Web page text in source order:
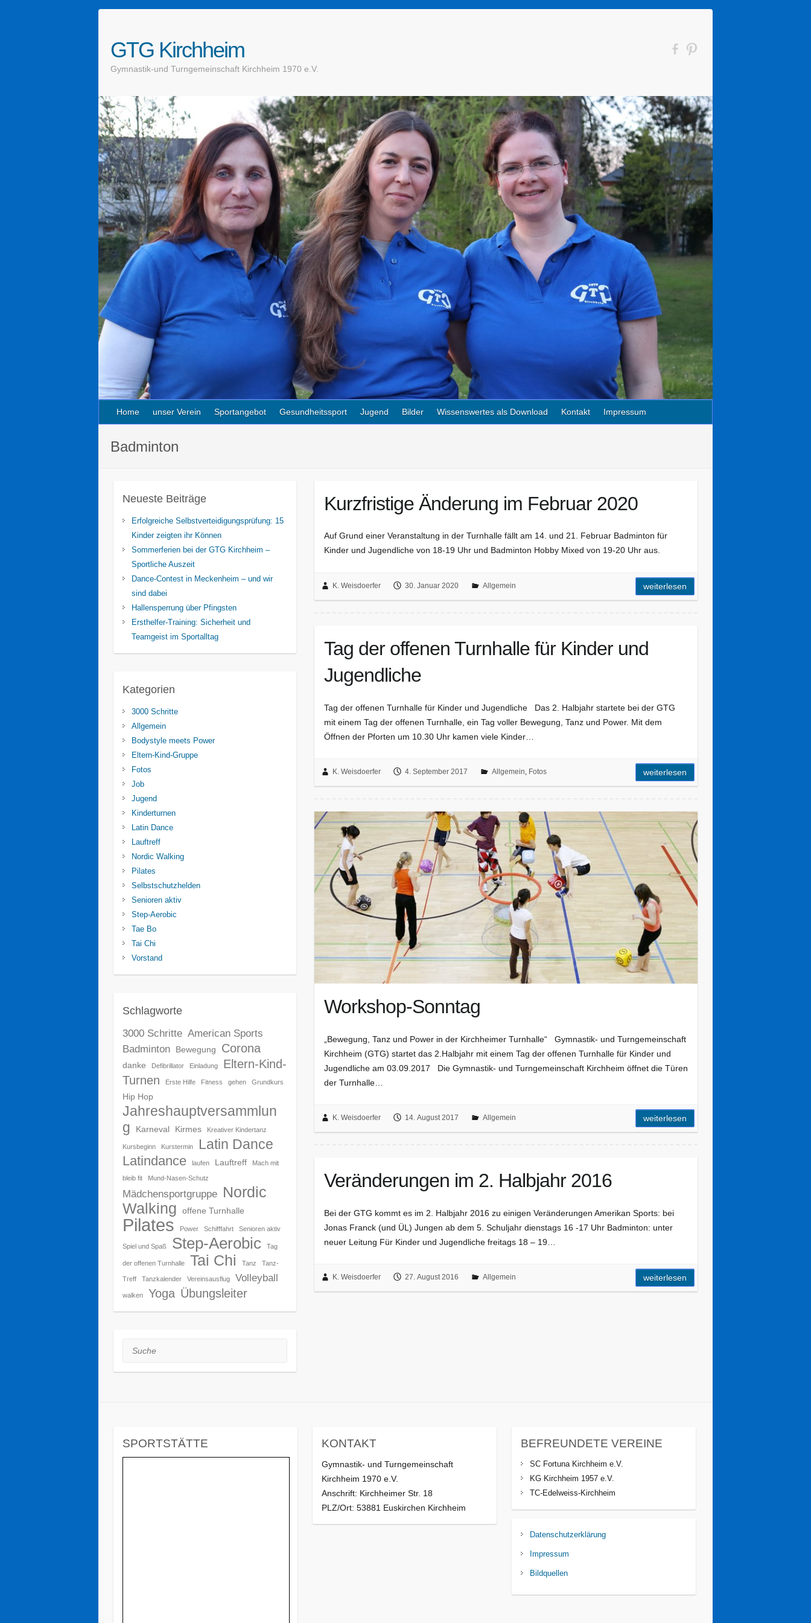
GTG Kirchheim
Gymnastik-und Turngemeinschaft Kirchheim 1970 e.V.
Home unser Verein Sportangebot Gesundheitssport Jugend Bilder Wissenswertes als Download Kontakt Impressum
Badminton
Kurzfristige Änderung im Februar 2020
Auf Grund einer Veranstaltung in der Turnhalle fällt am 14. und 21. Februar Badminton für
Kinder und Jugendliche von 18-19 Uhr und Badminton Hobby Mixed von 19-20 Uhr aus.
K. Weisdoerfer 30. Januar 2020 Allgemein weiterlesen
Tag der offenen Turnhalle für Kinder und
Jugendliche
Tag der offenen Turnhalle für Kinder und Jugendliche Das 2. Halbjahr startete bei der GTG
mit einem Tag der offenen Turnhalle, ein Tag voller Bewegung, Tanz und Power. Mit dem
Öffnen der Pforten um 10.30 Uhr kamen viele Kinder…
K. Weisdoerfer 4. September 2017 Allgemein, Fotos weiterlesen
Workshop-Sonntag
„Bewegung, Tanz und Power in der Kirchheimer Turnhalle“ Gymnastik- und Turngemeinschaft
Kirchheim (GTG) startet das 2.Halbjahr mit einem Tag der offenen Turnhalle für Kinder und
Jugendliche am 03.09.2017 Die Gymnastik- und Turngemeinschaft Kirchheim öffnet die Türen
der Turnhalle…
K. Weisdoerfer 14. August 2017 Allgemein weiterlesen
Veränderungen im 2. Halbjahr 2016
Bei der GTG kommt es im 2. Halbjahr 2016 zu einigen Veränderungen Amerikan Sports: bei
Jonas Franck (und ÜL) Jungen ab dem 5. Schuljahr dienstags 16 -17 Uhr Badminton: unter
neuer Leitung Für Kinder und Jugendliche freitags 18 – 19…
K. Weisdoerfer 27. August 2016 Allgemein weiterlesen
Neueste Beiträge
Erfolgreiche Selbstverteidigungsprüfung: 15
Kinder zeigten ihr Können
Sommerferien bei der GTG Kirchheim –
Sportliche Auszeit
Dance-Contest in Meckenheim – und wir
sind dabei
Hallensperrung über Pfingsten
Ersthelfer-Training: Sicherheit und
Teamgeist im Sportalltag
Kategorien
3000 Schritte
Allgemein
Bodystyle meets Power
Eltern-Kind-Gruppe
Fotos
Job
Jugend
Kinderturnen
Latin Dance
Lauftreff
Nordic Walking
Pilates
Selbstschutzhelden
Senioren aktiv
Step-Aerobic
Tae Bo
Tai Chi
Vorstand
Schlagworte
3000 Schritte American Sports
Badminton
Bewegung Corona
danke Defibrillator Einladung
Eltern-Kind-
Turnen
Erste Hilfe Fitness gehen Grundkurs
Hip Hop
Jahreshauptversammlun
g
Karneval Kirmes Kreativer Kindertanz
Kursbeginn Kurstermin Latin Dance
Latindance laufen Lauftreff Mach mit
bleib fit Mund-Nasen-Schutz
Mädchensportgruppe Nordic
Walking
offene Turnhalle
Pilates Power Schifffahrt Senioren aktiv
Spiel und Spaß Step-Aerobic Tag
der offenen Turnhalle Tai Chi Tanz Tanz-
Treff Tanzkalender Vereinsausflug Volleyball
walken Yoga Übungsleiter
Suche
SPORTSTÄTTE KONTAKT
Gymnastik- und Turngemeinschaft
Kirchheim 1970 e.V.
Anschrift: Kirchheimer Str. 18
PLZ/Ort: 53881 Euskirchen Kirchheim
BEFREUNDETE VEREINE
SC Fortuna Kirchheim e.V.
KG Kirchheim 1957 e.V.
TC-Edelweiss-Kirchheim
Datenschutzerklärung
Impressum
Bildquellen